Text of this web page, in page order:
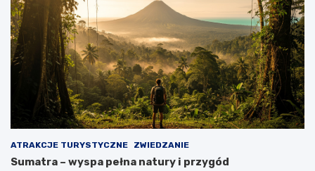
ATRAKCJE TURYSTYCZNE ZWIEDZANIE
Sumatra – wyspa pełna natury i przygód